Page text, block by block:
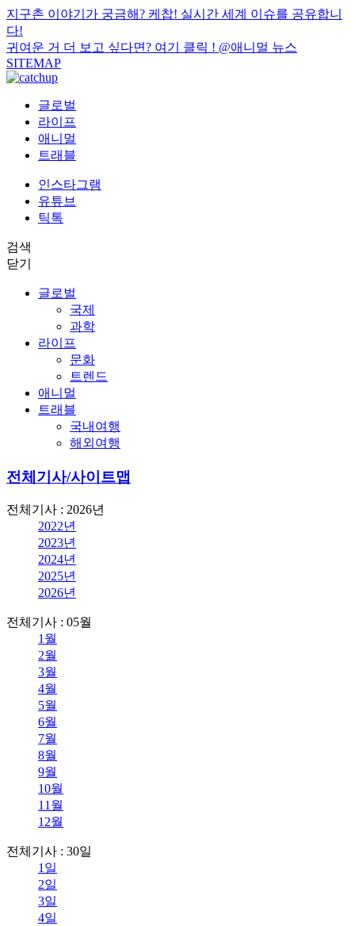
지구촌 이야기가 궁금해? 케찹! 실시간 세계 이슈를 공유합니
다!
귀여운 거 더 보고 싶다면? 여기 클릭 ! @애니멀 뉴스
SITEMAP
글로벌
라이프
애니멀
트래블
인스타그램
유튜브
틱톡
검색
닫기
글로벌
국제
과학
라이프
문화
트렌드
애니멀
트래블
국내여행
해외여행
전체기사/사이트맵
전체기사 : 2026년
2022년
2023년
2024년
2025년
2026년
전체기사 : 05월
1월
2월
3월
4월
5월
6월
7월
8월
9월
10월
11월
12월
전체기사 : 30일
1일
2일
3일
4일